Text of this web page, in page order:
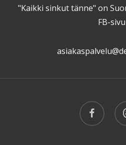
"Kaikki sinkut tänne" on
FB-sivu
facebook